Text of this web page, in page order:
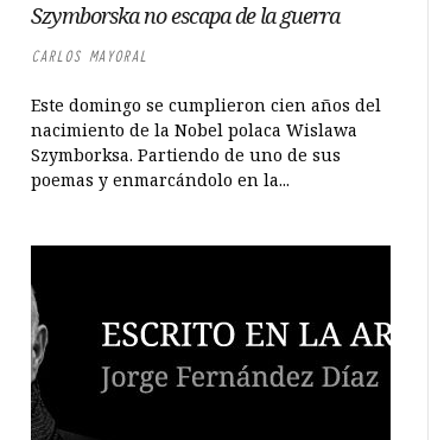
Szymborska no escapa de la guerra
CARLOS MAYORAL
Este domingo se cumplieron cien años del
nacimiento de la Nobel polaca Wislawa
Szymborksa. Partiendo de uno de sus
poemas y enmarcándolo en la...